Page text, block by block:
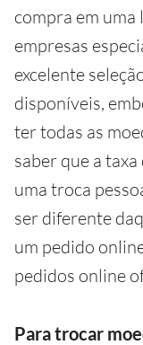
compra em uma
empresas
excelente
disponíveis,
ter todas as
saber que a
uma troca
ser diferente
um pedido
pedidos online
Para trocar